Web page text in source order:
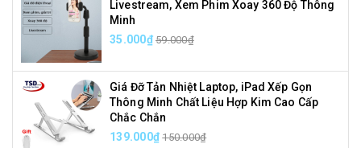
Livestream, Xem Phim Xoay 360 Độ Thông
Minh
35.000₫ 59.000₫
Giá Đỡ Tản Nhiệt Laptop, iPad Xếp Gọn
Thông Minh Chất Liệu Hợp Kim Cao Cấp
Chắc Chắn
139.000₫ 150.000₫